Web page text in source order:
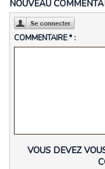
NOUVEAU
COMMENTAIRE * :
VOUS DEVEZ